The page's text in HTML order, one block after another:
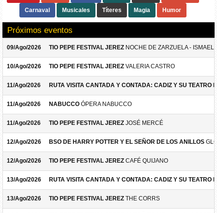
Carnaval Musicales Títeres Magia Humor
Próximos eventos
09/Ago/2026 TIO PEPE FESTIVAL JEREZ NOCHE DE ZARZUELA -
10/Ago/2026 TIO PEPE FESTIVAL JEREZ VALERIA CASTRO
11/Ago/2026 RUTA VISITA CANTADA Y CONTADA: CADIZ Y SU TEATRO
11/Ago/2026 NABUCCO ÓPERA NABUCCO
11/Ago/2026 TIO PEPE FESTIVAL JEREZ JOSÉ MERCÉ
12/Ago/2026 BSO DE HARRY POTTER Y EL SEÑOR DE LOS ANILLOS
12/Ago/2026 TIO PEPE FESTIVAL JEREZ CAFÉ QUIJANO
13/Ago/2026 RUTA VISITA CANTADA Y CONTADA: CADIZ Y SU TEATRO
13/Ago/2026 TIO PEPE FESTIVAL JEREZ THE CORRS